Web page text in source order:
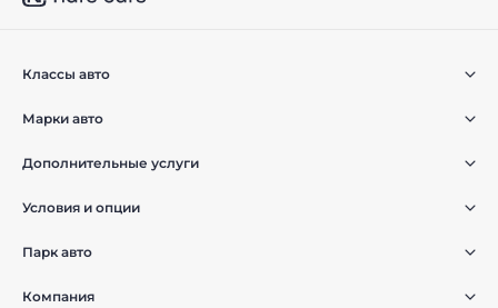
Классы авто
Марки авто
Дополнительные услуги
Условия и опции
Парк авто
Компания